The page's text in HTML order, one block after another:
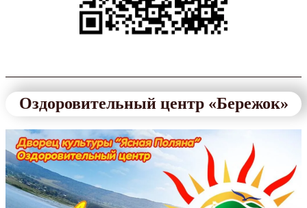
Оздоровительный центр «Бережок»